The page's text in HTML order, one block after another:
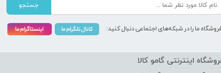
اینترنتی گامو کالا
جستجو
ما را در شبکه‌های اجتماعی دنبال کنید: